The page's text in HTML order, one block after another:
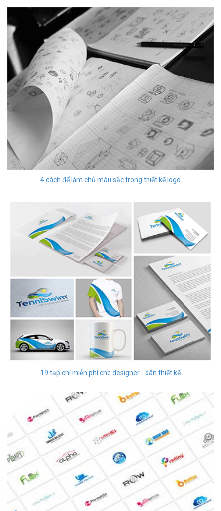
4 cách để làm chủ màu sắc trong thiết kế logo
19 tạp chí miễn phí cho designer - dân thiết kế